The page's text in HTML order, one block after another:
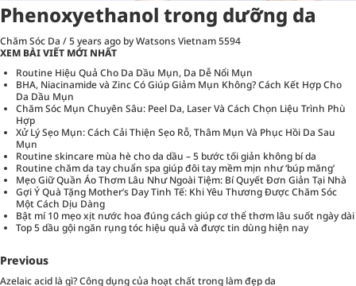
Phenoxyethanol trong dưỡng da
Chăm Sóc Da /5 years ago by Watsons Vietnam5594
XEM BÀI VIẾT MỚI NHẤT
Routine Hiệu Quả Cho Da Dầu Mụn, Da Dễ Nổi Mụn
BHA, Niacinamide và Zinc Có Giúp Giảm Mụn Không? Cách Kết Hợp Cho
Da Dầu Mụn
Chăm Sóc Mụn Chuyên Sâu: Peel Da, Laser Và Cách Chọn Liệu Trình Phù
Hợp
Xử Lý Sẹo Mụn: Cách Cải Thiện Sẹo Rỗ, Thâm Mụn Và Phục Hồi Da Sau
Mụn
Routine skincare mùa hè cho da dầu – 5 bước tối giản không bí da
Routine chăm da tay chuẩn spa giúp đôi tay mềm mịn như ‘búp măng’
Mẹo Giữ Quần Áo Thơm Lâu Như Ngoài Tiệm: Bí Quyết Đơn Giản Tại Nhà
Gợi Ý Quà Tặng Mother’s Day Tinh Tế: Khi Yêu Thương Được Chăm Sóc
Một Cách Dịu Dàng
Bật mí 10 mẹo xịt nước hoa đúng cách giúp cơ thể thơm lâu suốt ngày dài
Top 5 dầu gội ngăn rụng tóc hiệu quả và được tin dùng hiện nay
Previous
Azelaic acid là gì? Công dụng của hoạt chất trong làm đẹp da